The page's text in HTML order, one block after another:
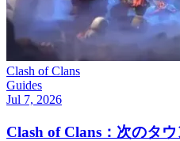
Clash of Clans
Guides
Jul 7, 2026
Clash of Clans：次のタ